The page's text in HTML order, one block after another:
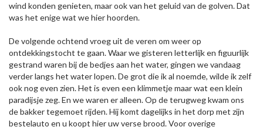
wind konden genieten, maar ook van het geluid van de golven. Dat
was het enige wat we hier hoorden.
De volgende ochtend vroeg uit de veren om weer op
ontdekkingstocht te gaan. Waar we gisteren letterlijk en figuurlijk
gestrand waren bij de bedjes aan het water, gingen we vandaag
verder langs het water lopen. De grot die ik al noemde, wilde ik zelf
ook nog even zien. Het is even een klimmetje maar wat een klein
paradijsje zeg. En we waren er alleen. Op de terugweg kwam ons
de bakker tegemoet rijden. Hij komt dagelijks in het dorp met zijn
bestelauto en u koopt hier uw verse brood. Voor overige